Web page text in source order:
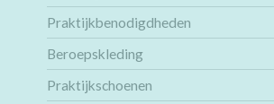
Praktijkbenodigdheden
Beroepskleding
Praktijkschoenen